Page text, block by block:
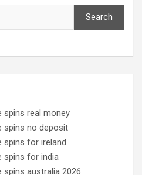
Search
spins real money
spins no deposit
spins for ireland
spins for india
spins australia 2026